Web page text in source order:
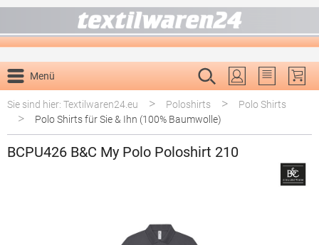
Menü
Du hast 0
Sie sind hier: Textilwaren24.eu
> Poloshirts > Polo Shirts
> Polo Shirts für Sie & Ihn (100% Baumwolle)
BCPU426 B&C My Polo Poloshirt 210